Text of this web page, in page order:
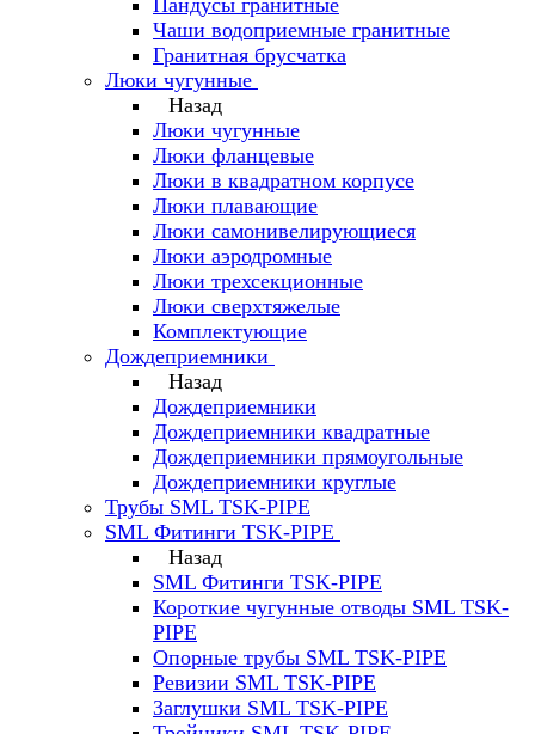
Пандусы гранитные
Чаши водоприемные гранитные
Гранитная брусчатка
Люки чугунные
Назад
Люки чугунные
Люки фланцевые
Люки в квадратном корпусе
Люки плавающие
Люки самонивелирующиеся
Люки аэродромные
Люки трехсекционные
Люки сверхтяжелые
Комплектующие
Дождеприемники
Назад
Дождеприемники
Дождеприемники квадратные
Дождеприемники прямоугольные
Дождеприемники круглые
Трубы SML TSK-PIPE
SML Фитинги TSK-PIPE
Назад
SML Фитинги TSK-PIPE
Короткие чугунные отводы SML TSK-
PIPE
Опорные трубы SML TSK-PIPE
Ревизии SML TSK-PIPE
Заглушки SML TSK-PIPE